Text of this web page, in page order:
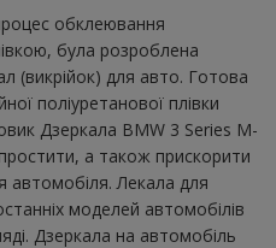
обклеювання
була розроблена
(викрійок) для авто. Готова
поліуретанової плівки
Дзеркала BMW 3 Series M-
а також прискорити
Лекала для
моделей автомобілів
Дзеркала на автомобіль